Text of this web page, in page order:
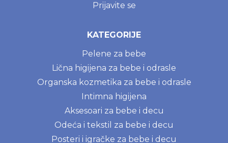
Prijavite se
KATEGORIJE
Pelene za bebe
Lična higijena za bebe i odrasle
Organska kozmetika za bebe i odrasle
Intimna higijena
Aksesoari za bebe i decu
Odeća i tekstil za bebe i decu
Posteri i igračke za bebe i decu